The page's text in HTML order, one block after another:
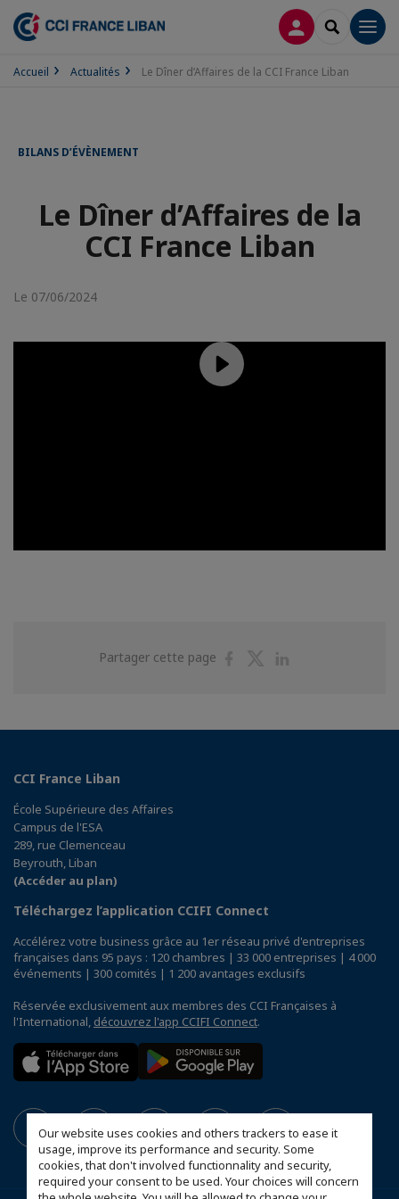
Our website uses cookies and others trackers to ease it
usage, improve its performance and security. Some
cookies, that don't involved functionnality and security,
required your consent to be used. Your choices will concern
CONNEXION
Accueil Actualités Le Dîner d’Affaires de la CCI France Liban
BILANS D’ÉVÈNEMENT
Le Dîner d’Affaires de la
CCI France Liban
Le 07/06/2024
Partager cette page
PartagerPartager
CCI France Liban
École Supérieure des Affaires
Campus de l'ESA
289, rue Clemenceau
Beyrouth, Liban
(Accéder au plan)
Téléchargez l’application CCIFI Connect
Accélérez votre business grâce au 1er réseau privé d'entreprises
françaises dans 95 pays : 120 chambres | 33 000 entreprises | 4 000
événements | 300 comités | 1 200 avantages exclusifs
Réservée exclusivement aux membres des CCI Françaises à
l'International, découvrez l'app CCIFI Connect.